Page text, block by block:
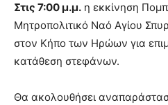
Στις 7:00 μ.μ. η εκκίνηση
Μητροπολιτικό Ναό Αγίου
στον Κήπο των Ηρώων για
κατάθεση στεφάνων.
Θα ακολουθήσει